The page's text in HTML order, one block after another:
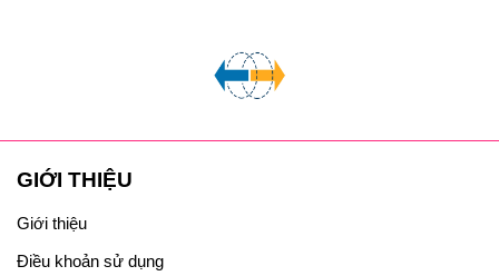
GIỚI THIỆU
Giới thiệu
Điều khoản sử dụng